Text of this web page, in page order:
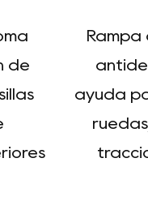
de
ayuda